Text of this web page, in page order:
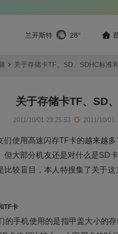
兰开斯特 28°
关于存储卡TF、SD、SDHC标准
关于存储卡TF、SD
2011/10/01 23:25:53 2011/10/01
使用高速闪存TF卡的越来越
但大部分机友还是对什么是SD
比较盲目，本人特搜集了关于
TF卡
手机使用的是指甲盖大小的